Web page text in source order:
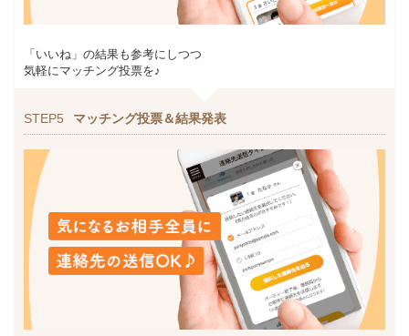
「いいね」の結果も参考にしつつ
気軽にマッチング投票を♪
STEP5 マッチング投票＆結果発表